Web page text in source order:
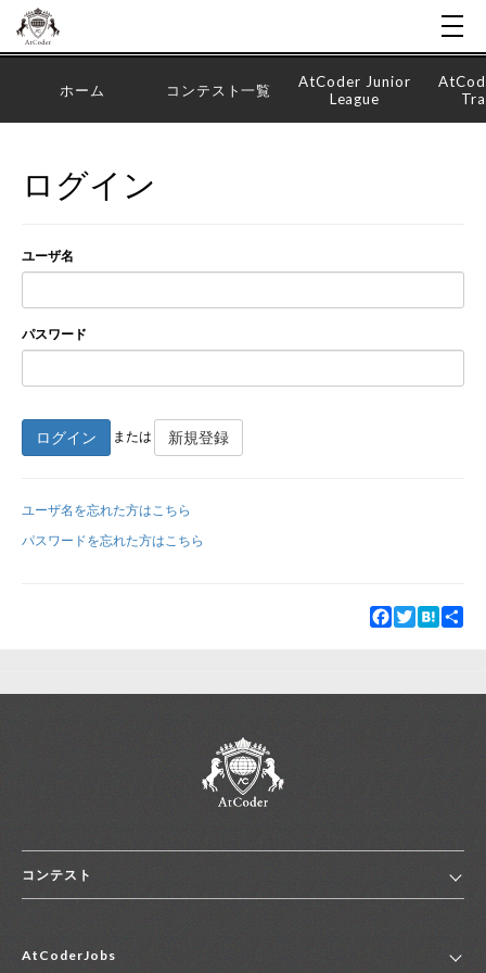
新規登録
ホーム コンテスト一覧
AtCoder Junior
League
ログイン
ユーザ名
パスワード
ログイン または 新規登録
ユーザ名を忘れた方はこちら
パスワードを忘れた方はこちら
Facebook
TwitterHatena
コンテスト
コンテスト一覧
AtCoderJobs